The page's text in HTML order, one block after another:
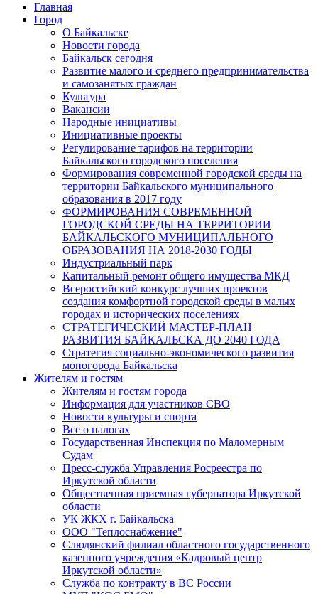
Главная
Город
О Байкальске
Новости города
Байкальск сегодня
Развитие малого и среднего предпринимательства
и самозанятых граждан
Культура
Вакансии
Народные инициативы
Инициативные проекты
Регулирование тарифов на территории
Байкальского городского поселения
Формирования современной городской среды на
территории Байкальского муниципального
образования в 2017 году
ФОРМИРОВАНИЯ СОВРЕМЕННОЙ
ГОРОДСКОЙ СРЕДЫ НА ТЕРРИТОРИИ
БАЙКАЛЬСКОГО МУНИЦИПАЛЬНОГО
ОБРАЗОВАНИЯ НА 2018-2030 ГОДЫ
Индустриальный парк
Капитальный ремонт общего имущества МКД
Всероссийский конкурс лучших проектов
создания комфортной городской среды в малых
городах и исторических поселениях
СТРАТЕГИЧЕСКИЙ МАСТЕР-ПЛАН
РАЗВИТИЯ БАЙКАЛЬСКА ДО 2040 ГОДА
Стратегия социально-экономического развития
моногорода Байкальска
Жителям и гостям
Жителям и гостям города
Информация для участников СВО
Новости культуры и спорта
Все о налогах
Государственная Инспекция по Маломерным
Судам
Пресс-служба Управления Росреестра по
Иркутской области
Общественная приемная губернатора Иркутской
области
УК ЖКХ г. Байкальска
ООО "Теплоснабжение"
Слюдянский филиал областного государственного
казенного учреждения «Кадровый центр
Иркутской области»
Служба по контракту в ВС России